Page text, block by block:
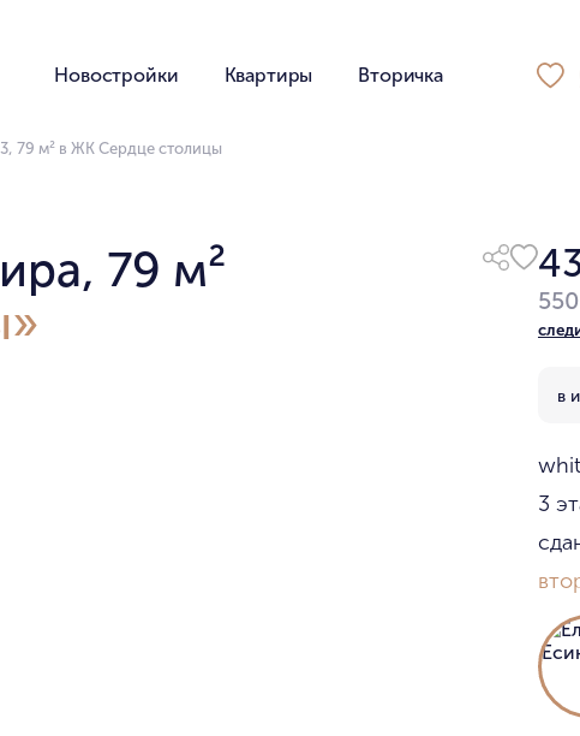
Новостройки Квартиры Вторичка
79 м² в ЖК Сердце столицы
79 м²
в
3